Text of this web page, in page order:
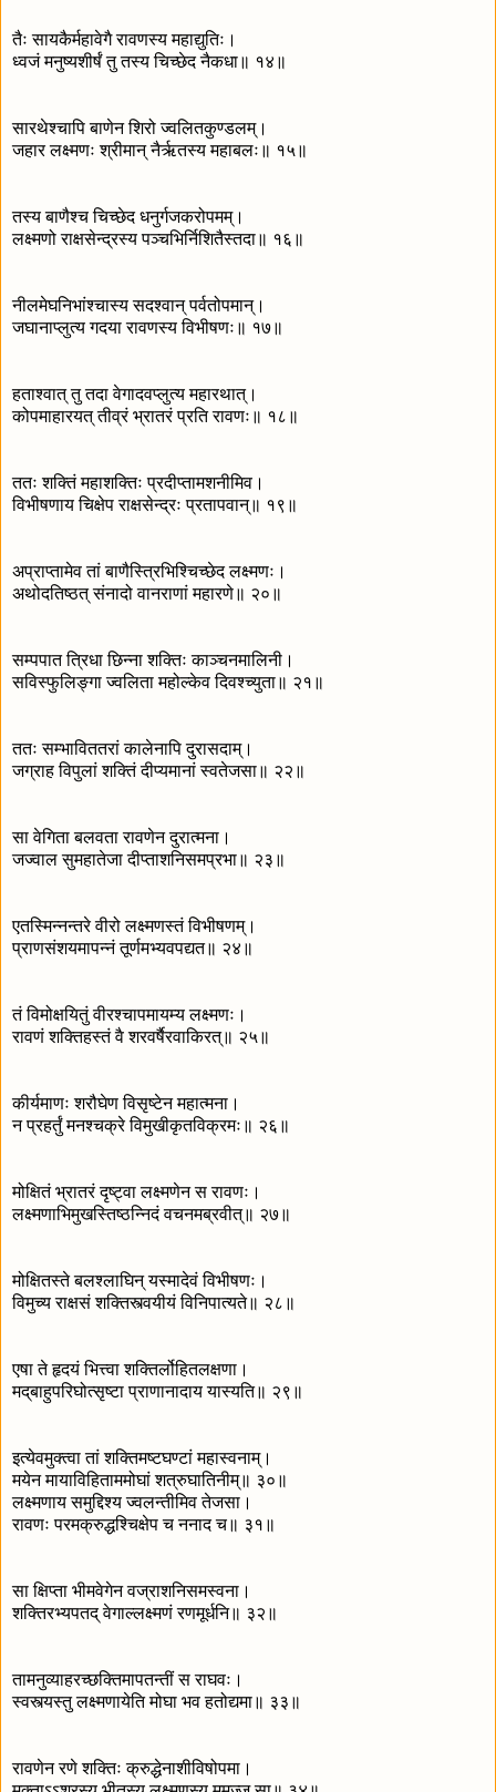
तैः सायकैर्महावेगै रावणस्य महाद्युतिः।
ध्वजं मनुष्यशीर्षं तु तस्य चिच्छेद नैकधा॥ १४॥
सारथेश्चापि बाणेन शिरो ज्वलितकुण्डलम्।
जहार लक्ष्मणः श्रीमान् नैर्ऋतस्य महाबलः॥ १५॥
तस्य बाणैश्च चिच्छेद धनुर्गजकरोपमम्।
लक्ष्मणो राक्षसेन्द्रस्य पञ्चभिर्निशितैस्तदा॥ १६॥
नीलमेघनिभांश्चास्य सदश्वान् पर्वतोपमान्।
जघानाप्लुत्य गदया रावणस्य विभीषणः॥ १७॥
हताश्वात् तु तदा वेगादवप्लुत्य महारथात्।
कोपमाहारयत् तीव्रं भ्रातरं प्रति रावणः॥ १८॥
ततः शक्तिं महाशक्तिः प्रदीप्तामशनीमिव।
विभीषणाय चिक्षेप राक्षसेन्द्रः प्रतापवान्॥ १९॥
अप्राप्तामेव तां बाणैस्त्रिभिश्चिच्छेद लक्ष्मणः।
अथोदतिष्ठत् संनादो वानराणां महारणे॥ २०॥
सम्पपात त्रिधा छिन्ना शक्तिः काञ्चनमालिनी।
सविस्फुलिङ्गा ज्वलिता महोल्केव दिवश्च्युता॥ २१॥
ततः सम्भाविततरां कालेनापि दुरासदाम्।
जग्राह विपुलां शक्तिं दीप्यमानां स्वतेजसा॥ २२॥
सा वेगिता बलवता रावणेन दुरात्मना।
जज्वाल सुमहातेजा दीप्ताशनिसमप्रभा॥ २३॥
एतस्मिन्नन्तरे वीरो लक्ष्मणस्तं विभीषणम्।
प्राणसंशयमापन्नं तूर्णमभ्यवपद्यत॥ २४॥
तं विमोक्षयितुं वीरश्चापमायम्य लक्ष्मणः।
रावणं शक्तिहस्तं वै शरवर्षैरवाकिरत्॥ २५॥
कीर्यमाणः शरौघेण विसृष्टेन महात्मना।
न प्रहर्तुं मनश्चक्रे विमुखीकृतविक्रमः॥ २६॥
मोक्षितं भ्रातरं दृष्ट्वा लक्ष्मणेन स रावणः।
लक्ष्मणाभिमुखस्तिष्ठन्निदं वचनमब्रवीत्॥ २७॥
मोक्षितस्ते बलश्लाघिन् यस्मादेवं विभीषणः।
विमुच्य राक्षसं शक्तिस्त्वयीयं विनिपात्यते॥ २८॥
एषा ते हृदयं भित्त्वा शक्तिर्लोहितलक्षणा।
मद‍्बाहुपरिघोत्सृष्टा प्राणानादाय यास्यति॥ २९॥
इत्येवमुक्त्वा तां शक्तिमष्टघण्टां महास्वनाम्।
मयेन मायाविहिताममोघां शत्रुघातिनीम्॥ ३०॥
लक्ष्मणाय समुद्दिश्य ज्वलन्तीमिव तेजसा।
रावणः परमक्रुद्धश्चिक्षेप च ननाद च॥ ३१॥
सा क्षिप्ता भीमवेगेन वज्राशनिसमस्वना।
शक्तिरभ्यपतद् वेगाल्लक्ष्मणं रणमूर्धनि॥ ३२॥
तामनुव्याहरच्छक्तिमापतन्तीं स राघवः।
स्वस्त्यस्तु लक्ष्मणायेति मोघा भव हतोद्यमा॥ ३३॥
रावणेन रणे शक्तिः क्रुद्धेनाशीविषोपमा।